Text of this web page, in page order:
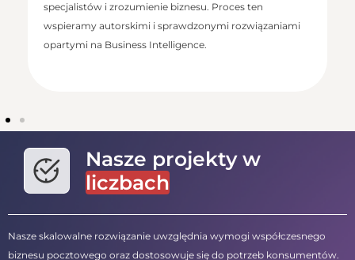
specjalistów i zrozumienie biznesu. Proces ten
wspieramy autorskimi i sprawdzonymi rozwiązaniami
opartymi na Business Intelligence.
Nasze projekty w
liczbach
Nasze skalowalne rozwiązanie uwzględnia wymogi współczesnego
biznesu pocztowego oraz dostosowuje się do potrzeb konsumentów.